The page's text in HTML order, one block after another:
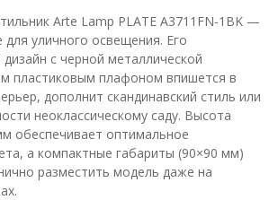
Arte Lamp PLATE A3711FN-1BK —
уличного освещения. Его
с черной металлической
пластиковым плафоном впишется в
дополнит скандинавский стиль или
неоклассическому саду. Высота
обеспечивает оптимальное
а компактные габариты (90×90 мм)
разместить модель даже на